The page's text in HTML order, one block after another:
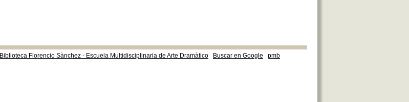
Biblioteca Florencio Sànchez - Escuela Multidisciplinaria de Arte Dramàtico Buscar en Google pmb